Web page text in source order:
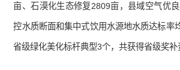
亩、石漠化生态修复2809亩，县域空气优
控水质断面和集中式饮用水源地水质达标率
省级绿化美化标杆典型3个，共获得省级奖补